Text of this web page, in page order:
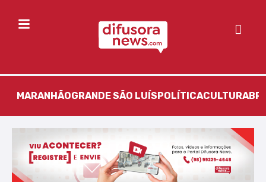
MARANHÃOGRANDE SÃO LUÍS POLÍTICACULTURA